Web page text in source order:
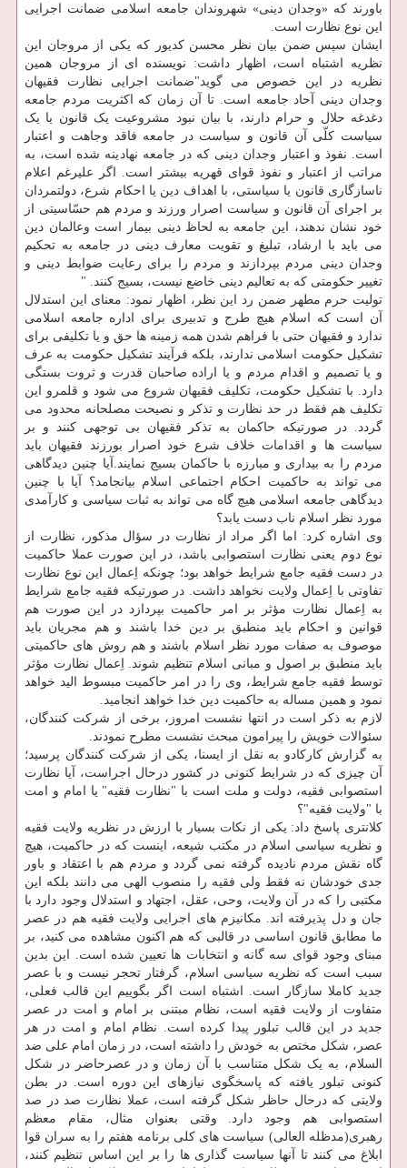
باورند که «وجدان دینی» شهروندان جامعه اسلامی ضمانت اجرایی
این نوع نظارت است.
ایشان سپس ضمن بیان نظر محسن کدیور که یکی از مروجان این
نظریه اشتباه است، اظهار داشت: نویسنده ای از مروجان همین
نظریه در این خصوص می گوید"ضمانت اجرایی نظارت فقیهان
وجدان دینی آحاد جامعه است. تا آن زمان که اکثریت مردم جامعه
دغدغه حلال و حرام دارند، با بیان نبود مشروعیت یک قانون یا یک
سیاست کلّی آن قانون و سیاست در جامعه فاقد وجاهت و اعتبار
است. نفوذ و اعتبار وجدان دینی که در جامعه نهادینه شده است، به
مراتب از اعتبار و نفوذ قوای قهریه بیشتر است. اگر علیرغم اعلام
ناسازگاری قانون یا سیاستی، با اهداف دین یا احکام شرع، دولتمردان
بر اجرای آن قانون و سیاست اصرار ورزند و مردم هم حسّاسیتی از
خود نشان ندهند، این جامعه به لحاظ دینی بیمار است وعالمان دین
می باید با ارشاد، تبلیغ و تقویت معارف دینی در جامعه به تحکیم
وجدان دینی مردم بپردازند و مردم را برای رعایت ضوابط دینی و
تغییر حکومتی که به تعالیم دینی خاضع نیست، بسیج کنند. "
تولیت حرم مطهر ضمن رد این نظر، اظهار نمود: معنای این استدلال
آن است که اسلام هیچ طرح و تدبیری برای اداره جامعه اسلامی
ندارد و فقیهان حتی با فراهم شدن همه زمینه ها حق و یا تکلیفی برای
تشکیل حکومت اسلامی ندارند، بلکه فرآیند تشکیل حکومت به عرف
و یا تصمیم و اقدام مردم و یا اراده صاحبان قدرت و ثروت بستگی
دارد. با تشکیل حکومت، تکلیف فقیهان شروع می شود و قلمرو این
تکلیف هم فقط در حد نظارت و تذکر و نصیحت مصلحانه محدود می
گردد. در صورتیکه حاکمان به تذکر فقیهان بی توجهی کنند و بر
سیاست ها و اقدامات خلاف شرع خود اصرار بورزند فقیهان باید
مردم را به بیداری و مبارزه با حاکمان بسیج نمایند.آیا چنین دیدگاهی
می تواند به حاکمیت احکام اجتماعی اسلام بیانجامد؟ آیا با چنین
دیدگاهی جامعه اسلامی هیچ گاه می تواند به ثبات سیاسی و کارآمدی
مورد نظر اسلام ناب دست یابد؟
وی اشاره کرد: اما اگر مراد از نظارت در سؤال مذکور، نظارت از
نوع دوم یعنی نظارت استصوابی باشد، در این صورت عملا حاکمیت
در دست فقیه جامع شرایط خواهد بود؛ چونکه اِعمال این نوع نظارت
تفاوتی با اِعمال ولایت نخواهد داشت. در صورتیکه فقیه جامع شرایط
به اِعمال نظارت مؤثر بر امر حاکمیت بپردازد در این صورت هم
قوانین و احکام باید منطبق بر دین خدا باشند و هم مجریان باید
موصوف به صفات مورد نظر اسلام باشند و هم روش های حاکمیتی
باید منطبق بر اصول و مبانی اسلام تنظیم شوند. اِعمال نظارت مؤثر
توسط فقیه جامع شرایط، وی را در امر حاکمیت مبسوط الید خواهد
نمود و همین مساله به حاکمیت دین خدا خواهد انجامید.
لازم به ذکر است در انتها نشست امروز، برخی از شرکت کنندگان،
سئوالات خویش را پیرامون مبحث نشست مطرح نمودند.
به گزارش کارکادو به نقل از ایسنا، یکی از شرکت کنندگان پرسید؛
آن چیزی که در شرایط کنونی در کشور درحال اجراست، آیا نظارت
استصوابی فقیه، دولت و ملت است با "نظارت فقیه" یا امام و امت
با "ولایت فقیه"؟
کلانتری پاسخ داد: یکی از نکات بسیار با ارزش در نظریه ولایت فقیه
و نظریه سیاسی اسلام در مکتب شیعه، اینست که در حاکمیت، هیچ
گاه نقش مردم نادیده گرفته نمی گردد و مردم هم با اعتقاد و باور
جدی خودشان نه فقط ولی فقیه را منصوب الهی می دانند بلکه این
مکتبی را که در آن ولایت، وحی، عقل، اجتهاد و استدلال وجود دارد با
جان و دل پذیرفته اند. مکانیزم های اجرایی ولایت فقیه هم در عصر
ما مطابق قانون اساسی در قالبی که هم اکنون مشاهده می کنید، بر
مبنای وجود قوای سه گانه و انتخابات ها تعیین شده است. این بدین
سبب است که نظریه سیاسی اسلام، گرفتار تحجر نیست و با عصر
جدید کاملا سازگار است. اشتباه است اگر بگوییم این قالب فعلی،
متفاوت از ولایت فقیه است، نظام مبتنی بر امام و امت در عصر
جدید در این قالب تبلور پیدا کرده است. نظام امام و امت در هر
عصر، شکل مختص به خودش را داشته است، در زمان امام علی ضد
السلام، به یک شکل متناسب با آن زمان و در عصرحاضر در شکل
کنونی تبلور یافته که پاسخگوی نیازهای این دوره است. در بطن
ولایتی که درحال حاظر شکل گرفته است، عملا نظارت صد در صد
استصوابی هم وجود دارد. وقتی بعنوان مثال، مقام معظم
رهبری(مدظله العالی) سیاست های کلی برنامه هفتم را به سران قوا
ابلاغ می کنند تا آنها سیاست گذاری ها را بر این اساس تنظیم کنند،